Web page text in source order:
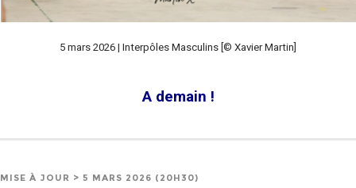
5 mars 2026 | Interpôles Masculins [© Xavier Martin]
A demain !
MISE À JOUR > 5 MARS 2026 (20H30)